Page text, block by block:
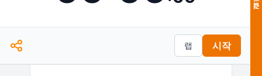
랩 시작
결과